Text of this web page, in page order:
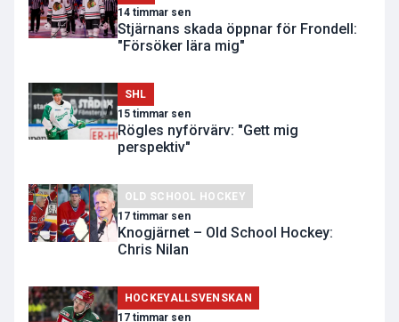
14 timmar sen
Stjärnans skada öppnar för Frondell:
"Försöker lära mig"
SHL
15 timmar sen
Rögles nyförvärv: "Gett mig
perspektiv"
OLD SCHOOL HOCKEY
17 timmar sen
Knogjärnet – Old School Hockey:
Chris Nilan
HOCKEYALLSVENSKAN
17 timmar sen